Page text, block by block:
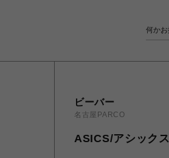
ビーバー
名古屋PARCO
ASICS/アシック